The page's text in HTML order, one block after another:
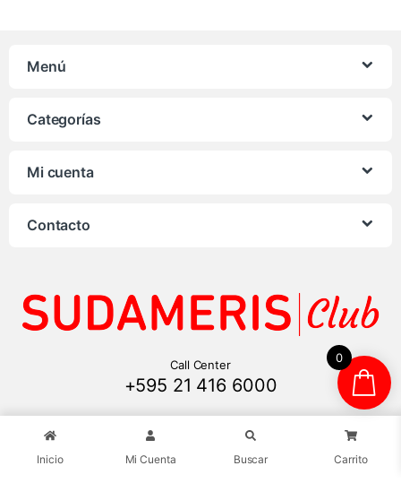
Menú
Categorías
Mi cuenta
Contacto
Call Center
+595 21 416 6000
Inicio Mi Cuenta Buscar Carrito
0